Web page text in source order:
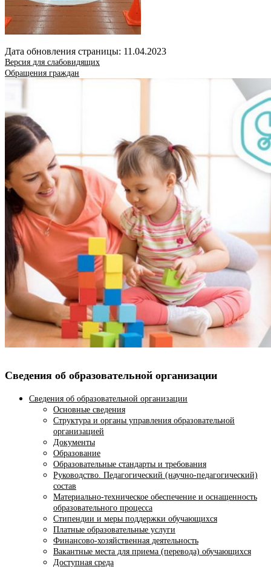
Дата обновления страницы: 11.04.2023
Версия для слабовидящих
Обращения граждан
Сведения об образовательной организации
Сведения об образовательной организации
Основные сведения
Структура и органы управления образовательной
организацией
Документы
Образование
Образовательные стандарты и требования
Руководство. Педагогический (научно-педагогический)
состав
Материально-техническое обеспечение и оснащенность
образовательного процесса
Стипендии и меры поддержки обучающихся
Платные образовательные услуги
Финансово-хозяйственная деятельность
Вакантные места для приема (перевода) обучающихся
Доступная среда